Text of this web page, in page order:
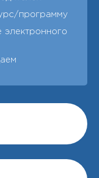
программу
электронного